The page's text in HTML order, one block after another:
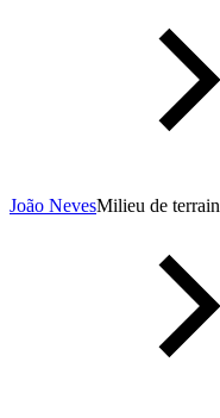
João NevesMilieu de terrain